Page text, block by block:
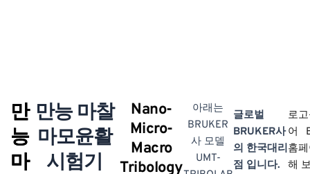
만
능
마
만능 마찰
마모윤활
시험기
Nano-
Micro-
Macro
Tribology
아래는
BRUKER
사 모델
UMT-
글로벌
BRUKER사
의 한국대리
점 입니다.
로
어
홈
해